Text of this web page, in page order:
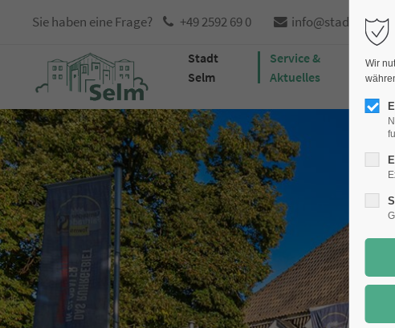
Sie haben eine Frage? +49 2592 69 0 info@stadtselm.de
Stadt
Selm
Service &
Aktuelles
Wir